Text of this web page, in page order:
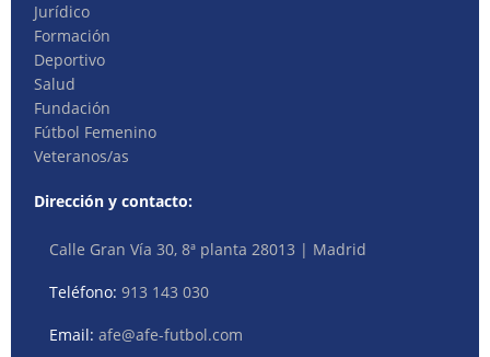
Jurídico
Formación
Deportivo
Salud
Fundación
Fútbol Femenino
Veteranos/as
Dirección y contacto:
Calle Gran Vía 30, 8ª planta 28013 | Madrid
Teléfono:913 143 030
Email:afe@afe-futbol.com